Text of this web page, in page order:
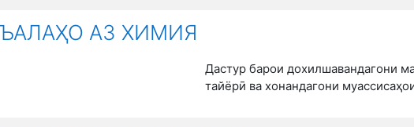
АЗ ХИМИЯ
Дастур барои дохилшавандагони
тайёрӣ ва хонандагони